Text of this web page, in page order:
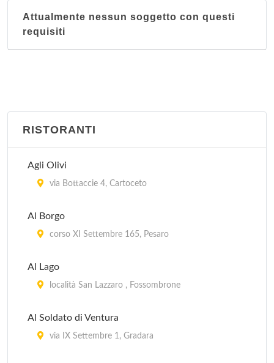
Attualmente nessun soggetto con questi
requisiti
RISTORANTI
Agli Olivi
via Bottaccie 4, Cartoceto
Al Borgo
corso XI Settembre 165, Pesaro
Al Lago
località San Lazzaro , Fossombrone
Al Soldato di Ventura
via IX Settembre 1, Gradara